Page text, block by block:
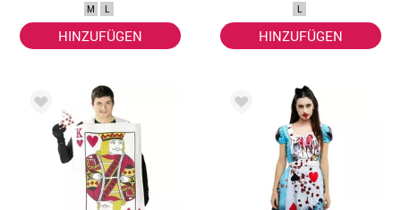
M L
HINZUFÜGEN
L
HINZUFÜGEN